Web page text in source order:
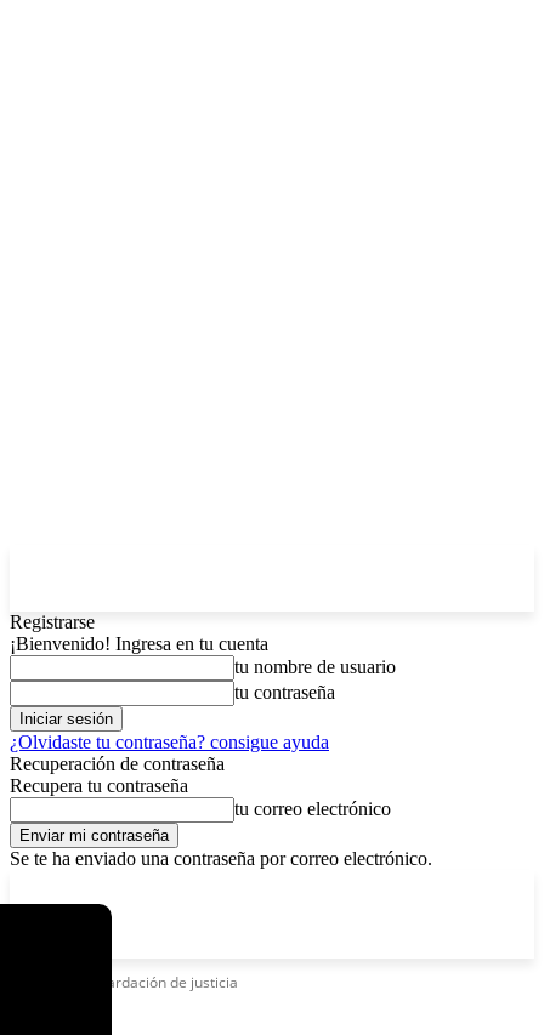
Registrarse
¡Bienvenido! Ingresa en tu cuenta
tu nombre de usuario
tu contraseña
¿Olvidaste tu contraseña? consigue ayuda
Recuperación de contraseña
Recupera tu contraseña
tu correo electrónico
Se te ha enviado una contraseña por correo electrónico.
Retardación de justicia